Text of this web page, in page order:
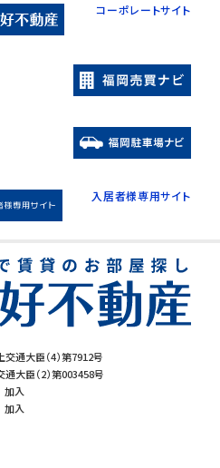
委託
成に必要な範囲内におい
の全部又は一部を委託す
な基準を設け、委託先と
結し、適切な管理･監査を
ついて
除」「利用の停止・消去・提
ております。ご請求され
お客様相談窓口」までお
る事の任意性につ
を提供するか否かは、
す。
通大臣（4）第7912号
大臣（2）第003458号
加入
加入
コーポレートサイト
入居者様専用サイト